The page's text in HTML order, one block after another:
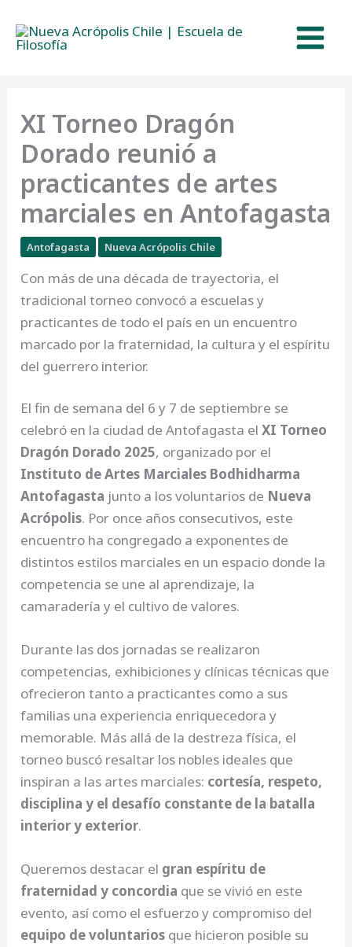
contenido
XI Torneo Dragón
Dorado reunió a
practicantes de artes
marciales en Antofagasta
Antofagasta Nueva Acrópolis Chile
Con más de una década de trayectoria, el
tradicional torneo convocó a escuelas y
practicantes de todo el país en un encuentro
marcado por la fraternidad, la cultura y el espíritu
del guerrero interior.
El fin de semana del 6 y 7 de septiembre se
celebró en la ciudad de Antofagasta elXI Torneo
Dragón Dorado 2025, organizado por el
Instituto de Artes Marciales Bodhidharma
Antofagasta junto a los voluntarios de Nueva
Acrópolis. Por once años consecutivos, este
encuentro ha congregado a exponentes de
distintos estilos marciales en un espacio donde la
competencia se une al aprendizaje, la
camaradería y el cultivo de valores.
Durante las dos jornadas se realizaron
competencias, exhibiciones y clínicas técnicas que
ofrecieron tanto a practicantes como a sus
familias una experiencia enriquecedora y
memorable. Más allá de la destreza física, el
torneo buscó resaltar los nobles ideales que
inspiran a las artes marciales: cortesía, respeto,
disciplina y el desafío constante de la batalla
interior y exterior.
Queremos destacar el gran espíritu de
fraternidad y concordia que se vivió en este
evento, así como el esfuerzo y compromiso del
equipo de voluntarios que hicieron posible su